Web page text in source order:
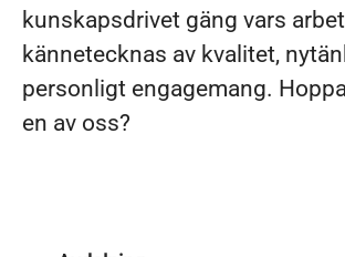
kunskapsdrivet gäng vars
kännetecknas av kvalitet,
personligt engagemang.
en av oss?